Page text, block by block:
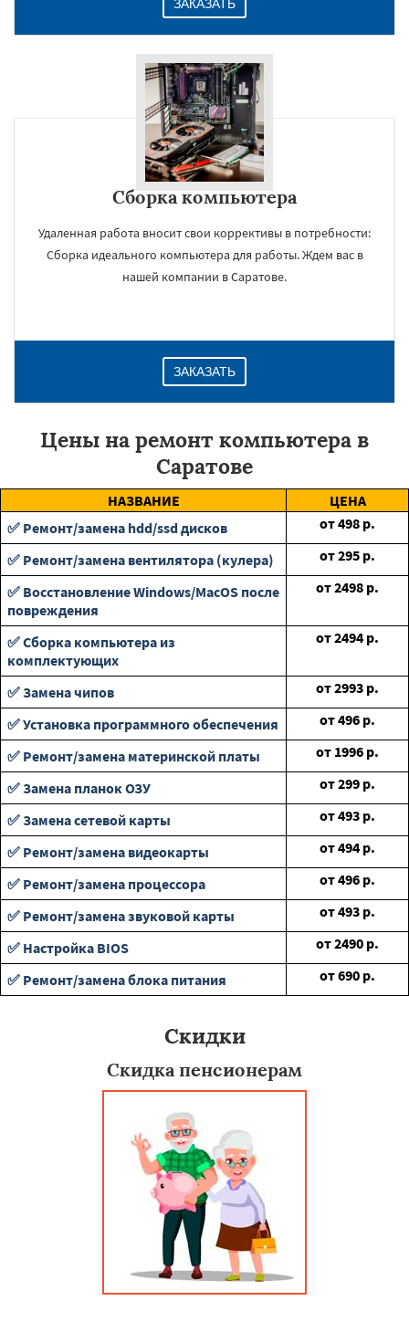
ЗАКАЗАТЬ
Сборка компьютера
Удаленная работа вносит свои коррективы в потребности:
Сборка идеального компьютера для работы. Ждем вас в
нашей компании в Саратове.
ЗАКАЗАТЬ
Цены на ремонт компьютера в
Саратове
НАЗВАНИЕ
ЦЕНА
✅ Ремонт/замена hdd/ssd дисков
от498 р.
✅ Ремонт/замена вентилятора (кулера)
от295 р.
✅ Восстановление Windows/MacOS после
повреждения
от2498 р.
✅ Сборка компьютера из
комплектующих
от2494 р.
✅ Замена чипов от2993 р.
✅ Установка программного обеспечения
от496 р.
✅ Ремонт/замена материнской платы
от 1996 р.
✅ Замена планок ОЗУ
от299 р.
✅ Замена сетевой карты
от493 р.
✅ Ремонт/замена видеокарты
от494 р.
✅ Ремонт/замена процессора
от496 р.
✅ Ремонт/замена звуковой карты
от493 р.
✅ Настройка BIOS
от2490 р.
✅ Ремонт/замена блока питания
от690 р.
Скидки
Скидка пенсионерам